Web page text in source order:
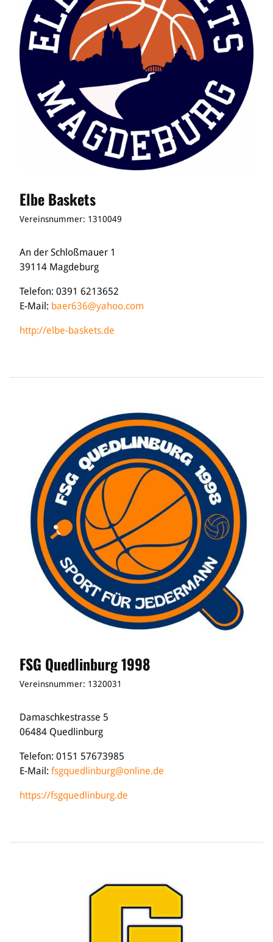
Elbe Baskets
Vereinsnummer: 1310049
An der Schloßmauer 1
39114 Magdeburg
Telefon: 0391 6213652
E-Mail: baer636@yahoo.com
http://elbe-baskets.de
FSG Quedlinburg 1998
Vereinsnummer: 1320031
Damaschkestrasse 5
06484 Quedlinburg
Telefon: 0151 57673985
E-Mail: fsgquedlinburg@online.de
https://fsgquedlinburg.de